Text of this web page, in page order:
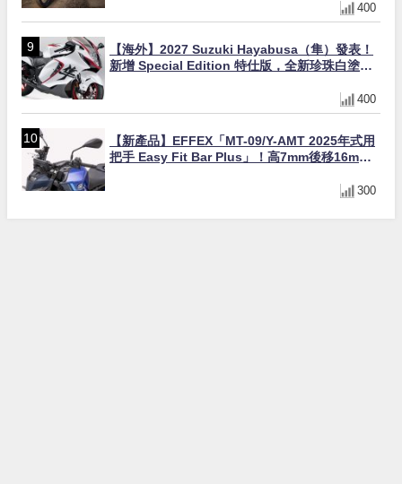
400
【海外】2027 Suzuki Hayabusa（隼）發表！
新增 Special Edition 特仕版，全新珍珠白塗裝
400
【新產品】EFFEX「MT-09/Y-AMT 2025年式用
把手 Easy Fit Bar Plus」！高7mm後移16mm
300